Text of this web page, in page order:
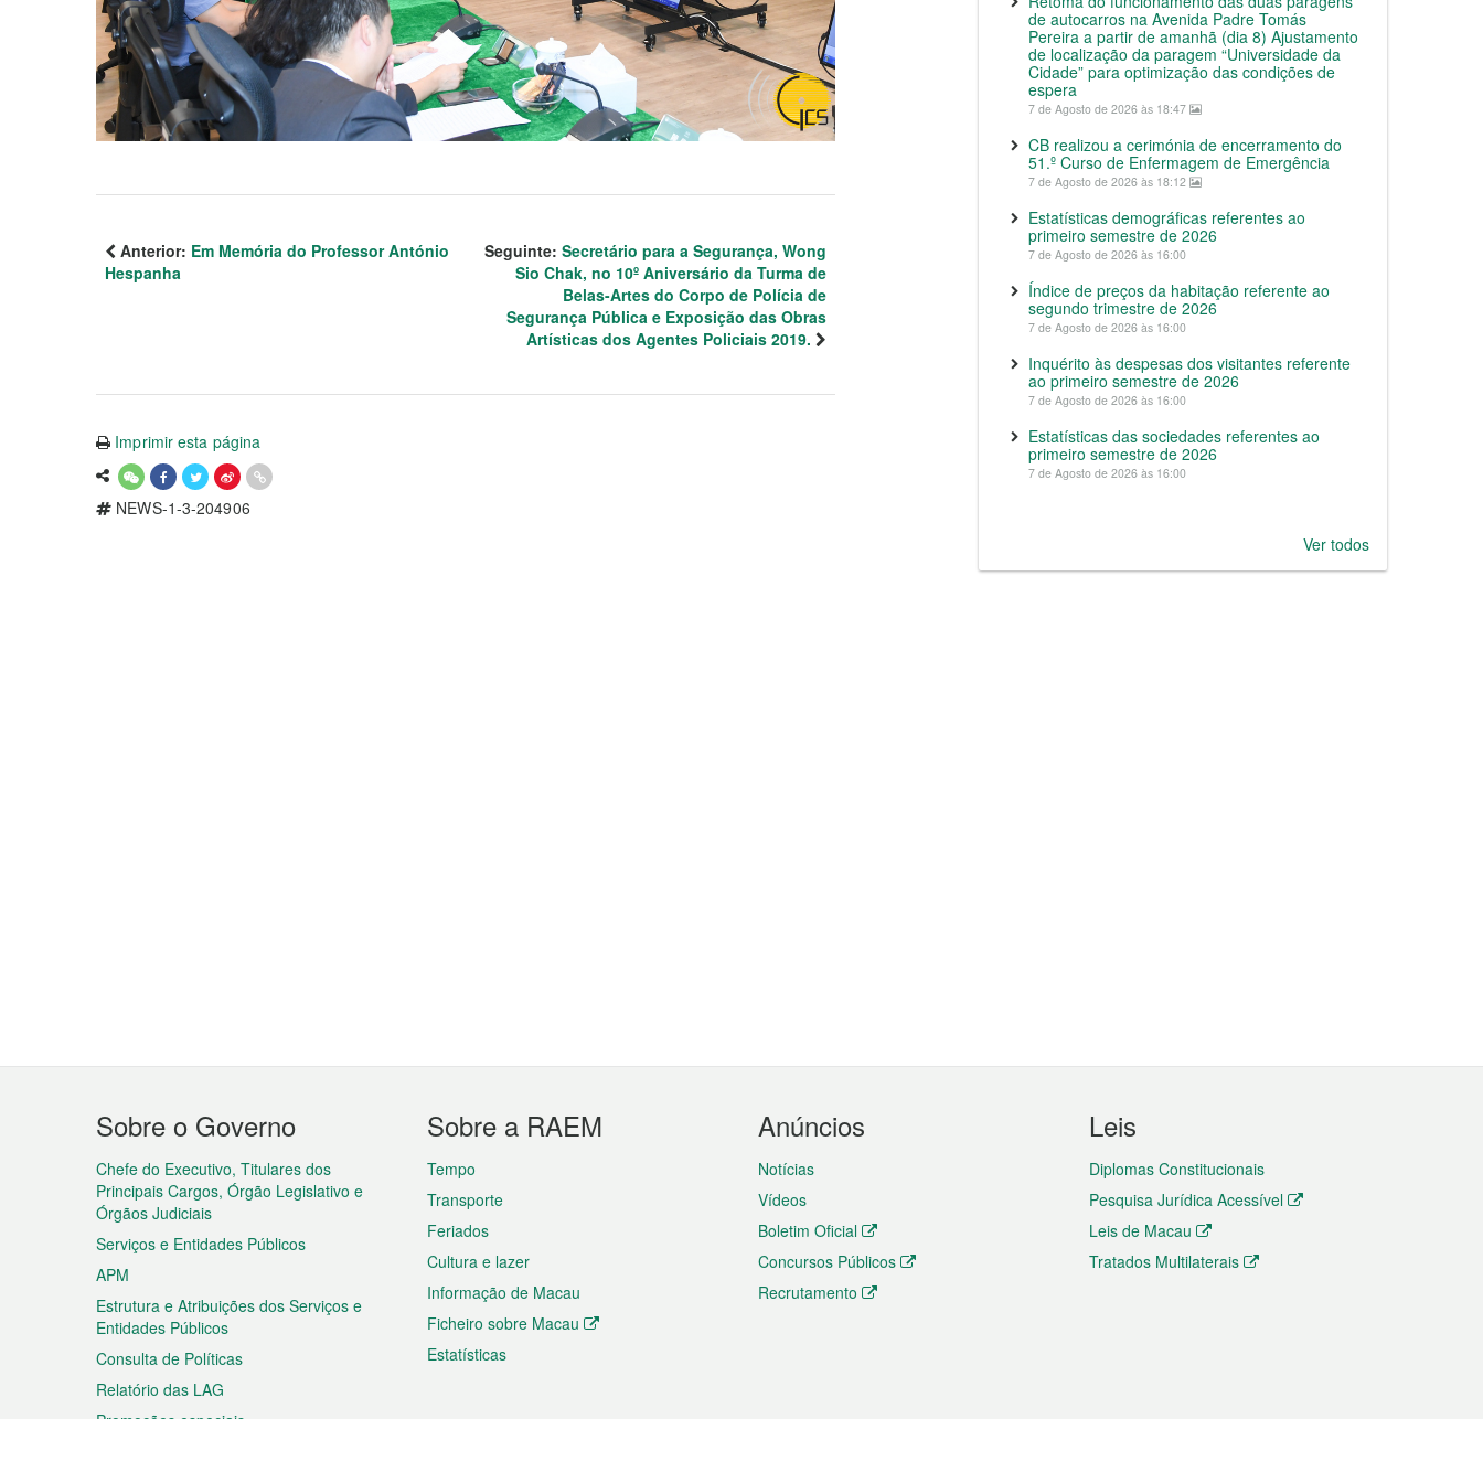
Anterior: Em Memória do Professor António
Hespanha
Seguinte: Secretário para a Segurança, Wong
Sio Chak, no 10º Aniversário da Turma de
Belas-Artes do Corpo de Polícia de
Segurança Pública e Exposição das Obras
Artísticas dos Agentes Policiais 2019.
Imprimir esta página
NEWS-1-3-204906
de autocarros na Avenida Padre Tomás
Pereira a partir de amanhã (dia 8) Ajustamento
de localização da paragem “Universidade da
Cidade” para optimização das condições de
espera
7 de Agosto de 2026 às 18:47
CB realizou a cerimónia de encerramento do
51.º Curso de Enfermagem de Emergência
7 de Agosto de 2026 às 18:12
Estatísticas demográficas referentes ao
primeiro semestre de 2026
7 de Agosto de 2026 às 16:00
Índice de preços da habitação referente ao
segundo trimestre de 2026
7 de Agosto de 2026 às 16:00
Inquérito às despesas dos visitantes referente
ao primeiro semestre de 2026
7 de Agosto de 2026 às 16:00
Estatísticas das sociedades referentes ao
primeiro semestre de 2026
7 de Agosto de 2026 às 16:00
Ver todos
Menu
do
rodapé
Sobre o Governo
Chefe do Executivo, Titulares dos
Principais Cargos, Órgão Legislativo e
Órgãos Judiciais
Serviços e Entidades Públicos
APM
Estrutura e Atribuições dos Serviços e
Entidades Públicos
Consulta de Políticas
Relatório das LAG
Promoções especiais
Sobre a RAEM
Tempo
Transporte
Feriados
Cultura e lazer
Informação de Macau
Ficheiro sobre Macau
Estatísticas
Anúncios
Notícias
Vídeos
Boletim Oficial
Concursos Públicos
Recrutamento
Leis
Diplomas Constitucionais
Pesquisa Jurídica Acessível
Leis de Macau
Tratados Multilaterais